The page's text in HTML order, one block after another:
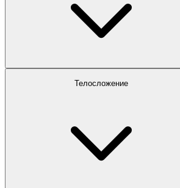
Телосложение